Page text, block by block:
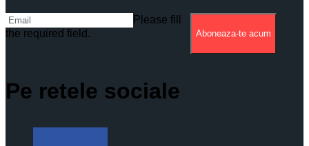
Please fill
the required field.
Aboneaza-te acum
Pe retele sociale